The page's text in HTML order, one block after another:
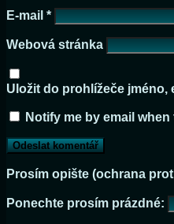
E-mail *
Webová stránka
Uložit do prohlížeče
Notify me by email
Prosím opište (ochrana
Ponechte prosím prázdné: